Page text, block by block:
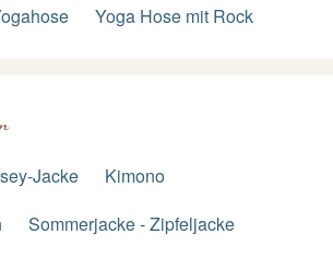
Yoga Hose mit Rock
Jacke
Kimono
Sommerjacke - Zipfeljacke